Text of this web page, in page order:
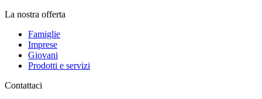
La nostra offerta
Famiglie
Imprese
Giovani
Prodotti e servizi
Contattaci